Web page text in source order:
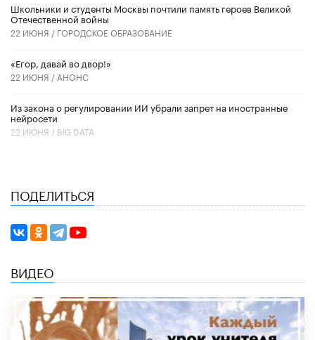
Школьники и студенты Москвы почтили память героев Великой
Отечественной войны
22 ИЮНЯ / ГОРОДСКОЕ ОБРАЗОВАНИЕ
«Егор, давай во двор!»
22 ИЮНЯ / АНОНС
Из закона о регулировании ИИ убрали запрет на иностранные
нейросети
22 ИЮНЯ / BIG DATA
ПОДЕЛИТЬСЯ
ВИДЕО